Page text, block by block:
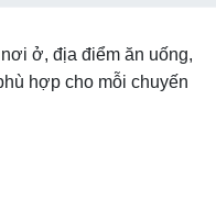
ở, địa điểm ăn uống,
hợp cho mỗi chuyến